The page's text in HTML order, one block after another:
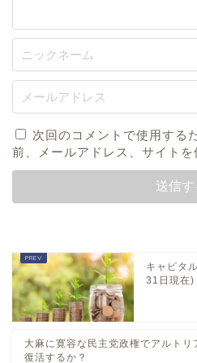
次回のコメントで使用する
前、メールアドレス、サイトを
キャピタ
31日現在)
大麻に寛容な民主党政権でアルトリ
復活するか？